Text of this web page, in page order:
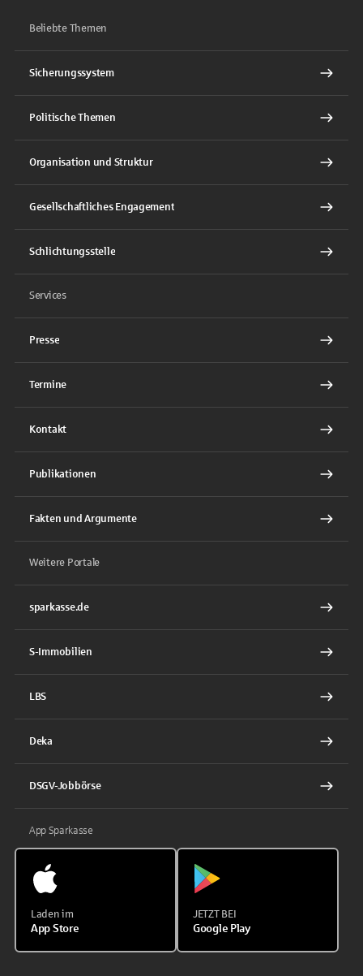
Beliebte Themen
Sicherungssystem
Politische Themen
Organisation und Struktur
Gesellschaftliches Engagement
Schlichtungsstelle
Services
Presse
Termine
Kontakt
Publikationen
Fakten und Argumente
Weitere Portale
sparkasse.de
S-Immobilien
LBS
Deka
DSGV-Jobbörse
App Sparkasse
Laden im
App Store
JETZT BEI
Google Play